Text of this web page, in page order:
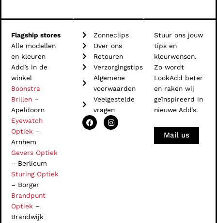
Flagship stores
Alle modellen
en kleuren
Add’s in de
winkel
Boonstra
Brillen –
Apeldoorn
Eyewatch
Optiek –
Arnhem
Gevers Optiek
– Berlicum
Sturing Optiek
– Borger
Brandpunt
Optiek –
Brandwijk
Zonneclips
Over ons
Retouren
Verzorgingstips
Algemene
voorwaarden
Veelgestelde
vragen
F
a
c
I
n
s
Stuur ons jouw
tips en
kleurwensen.
Zo wordt
LookAdd beter
en raken wij
geïnspireerd in
nieuwe Add’s.
Mail us